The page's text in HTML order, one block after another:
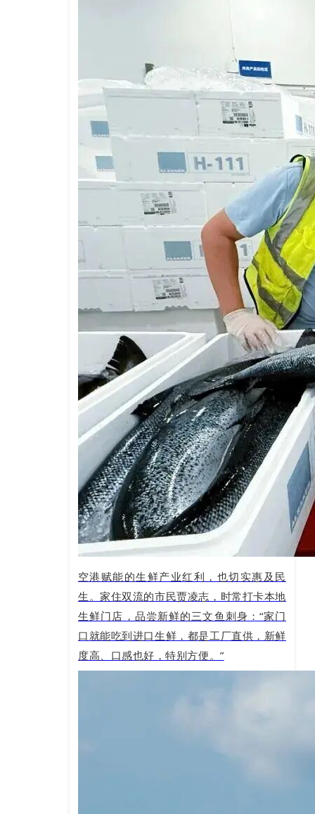
空港赋能的生鲜产业红利，也切实惠及民
生。家住双流的市民贾凌志，时常打卡本地
生鲜门店，品尝新鲜的三文鱼刺身：“家门
口就能吃到进口生鲜，都是工厂直供，新鲜
度高、口感也好，特别方便。”